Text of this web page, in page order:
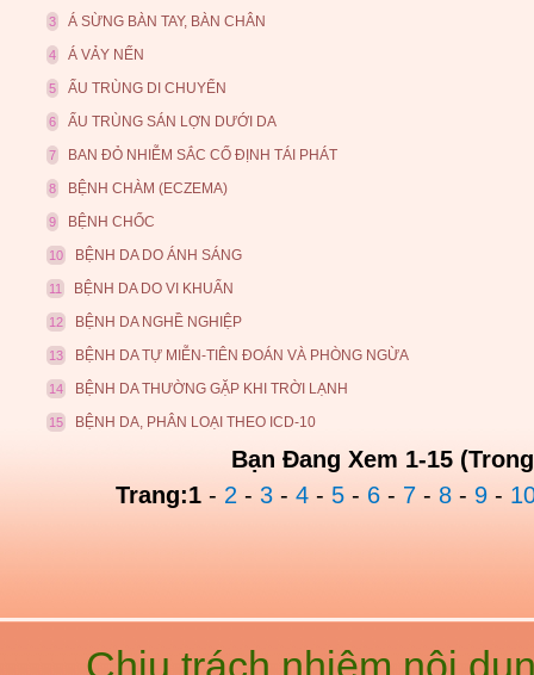
3 Á SỪNG BÀN TAY, BÀN CHÂN
4 Á VẢY NẾN
5 ẤU TRÙNG DI CHUYỂN
6 ẤU TRÙNG SÁN LỢN DƯỚI DA
7 BAN ĐỎ NHIỄM SẮC CỐ ĐỊNH TÁI PHÁT
8 BỆNH CHÀM (ECZEMA)
9 BỆNH CHỐC
10 BỆNH DA DO ÁNH SÁNG
11 BỆNH DA DO VI KHUẨN
12 BỆNH DA NGHỀ NGHIỆP
13 BỆNH DA TỰ MIỄN-TIÊN ĐOÁN VÀ PHÒNG NGỪA
14 BỆNH DA THƯỜNG GẶP KHI TRỜI LẠNH
15 BỆNH DA, PHÂN LOẠI THEO ICD-10
Bạn Đang Xem 1-15
Trang:1 - 2 - 3 - 4 - 5 - 6 - 7 - 8 - 9 -
Chịu trách nhiệm nội